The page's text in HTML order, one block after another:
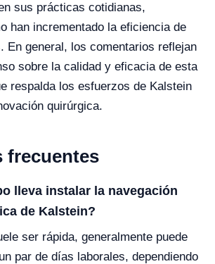
sus prácticas cotidianas,
han incrementado la eficiencia de
En general, los comentarios reflejan
sobre la calidad y eficacia de esta
respalda los esfuerzos de Kalstein
quirúrgica.
frecuentes
lleva instalar la navegación
de Kalstein?
ser rápida, generalmente puede
par de días laborales, dependiendo